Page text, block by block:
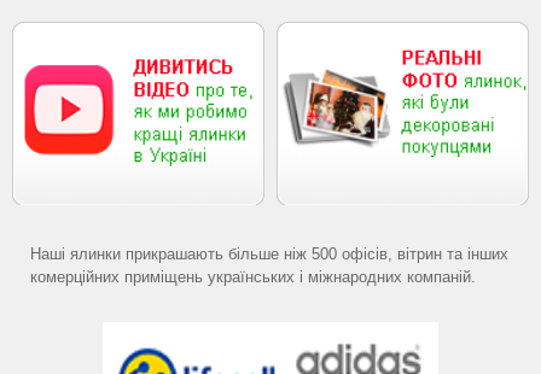
Наші ялинки прикрашають більше ніж 500 офісів, вітрин та інших
комерційних приміщень українських і міжнародних компаній.